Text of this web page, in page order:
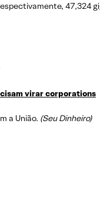
47,324
virar corporations
a União. (Seu Dinheiro)